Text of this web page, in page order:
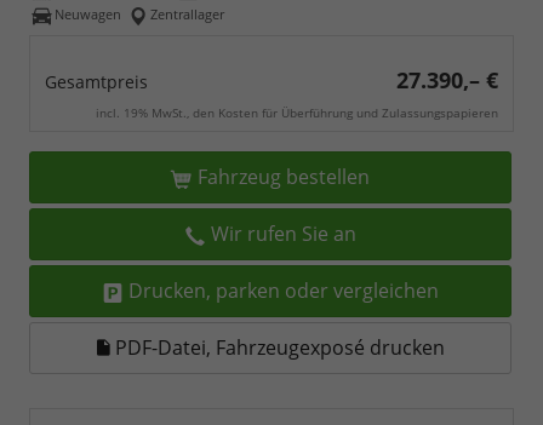
Neuwagen
Zentrallager
Gesamtpreis 27.390,– €
incl. 19% MwSt., den Kosten für Überführung und Zulassungspapieren
Fahrzeug bestellen
Wir rufen Sie an
Drucken, parken oder vergleichen
PDF-Datei, Fahrzeugexposé drucken